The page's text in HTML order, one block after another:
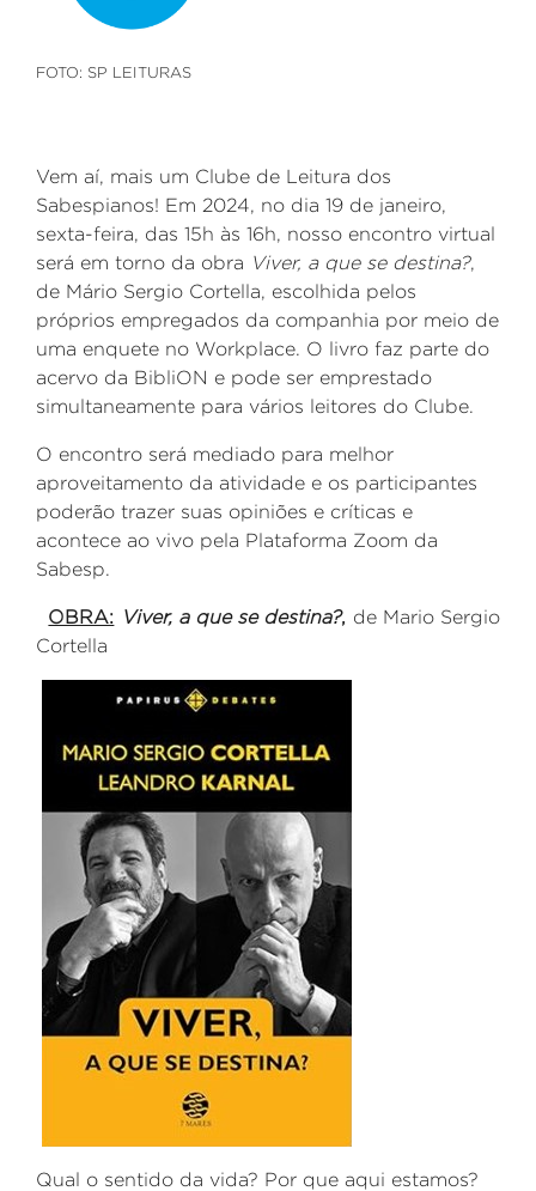
FOTO: SP LEITURAS
Vem aí, mais um Clube de Leitura dos
Sabespianos! Em 2024, no dia 19 de janeiro,
sexta-feira, das 15h às 16h, nosso encontro virtual
será em torno da obra Viver, a que se destina?,
de Mário Sergio Cortella, escolhida pelos
próprios empregados da companhia por meio de
uma enquete no Workplace. O livro faz parte do
acervo da BibliON e pode ser emprestado
simultaneamente para vários leitores do Clube.
O encontro será mediado para melhor
aproveitamento da atividade e os participantes
poderão trazer suas opiniões e críticas e
acontece ao vivo pela Plataforma Zoom da
Sabesp.
OBRA: Viver, a que se destina?, de Mario Sergio
Cortella
Qual o sentido da vida? Por que aqui estamos?